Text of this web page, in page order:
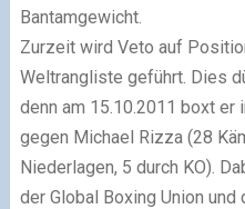
Bantamgewicht.
Zurzeit wird Veto auf
Weltrangliste geführt. Dies
denn am 15.10.2011 boxt er
gegen Michael Rizza (28
Niederlagen, 5 durch KO).
der Global Boxing Union